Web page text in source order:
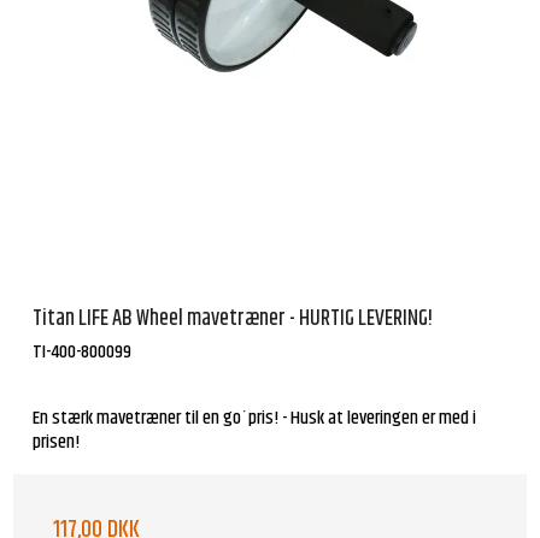
Titan LIFE AB Wheel mavetræner - HURTIG LEVERING!
TI-400-800099
En stærk mavetræner til en go´pris! - Husk at leveringen er med i
prisen!
117,00 DKK